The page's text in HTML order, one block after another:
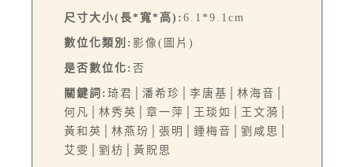
尺寸大小(長*寬*高): 6.1*9.1cm
數位化類別: 影像(圖片)
是否數位化: 否
關鍵詞: 琦君│潘希珍│李唐基│林海音│
何凡│林秀英│章一萍│王琰如│王文漪│
黃和英│林燕玢│張明│鍾梅音│劉咸思│
艾雯│劉枋│黃貺思